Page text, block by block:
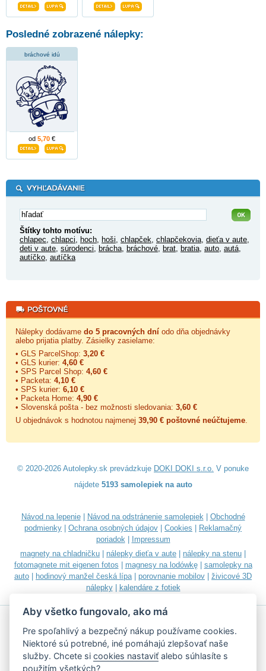
Posledné zobrazené nálepky:
bráchové idú
od 5,70 €
Štítky tohto motívu:
chlapec chlapci hoch hoši chlapček chlapčekovia dieťa v aute
deti v aute súrodenci brácha bráchové brat bratia auto autá
autíčko autíčka
Nálepky dodávame do 5 pracovných dní odo dňa objednávky
alebo prijatia platby. Zásielky zasielame:
• GLS ParcelShop: 3,20 €
• GLS kurier: 4,60 €
• SPS Parcel Shop: 4,60 €
• Packeta: 4,10 €
• SPS kurier: 6,10 €
• Packeta Home: 4,90 €
• Slovenská pošta - bez možnosti sledovania: 3,60 €
U objednávok s hodnotou najmenej 39,90 € poštovné neúčtujeme
© 2020-2026 Autolepky.sk prevádzkuje DOKI DOKI s.r.o. V ponuke
nájdete 5193 samolepiek na auto
Návod na lepenie| Návod na odstránenie samolepiek| Obchodné
podmienky
Ochrana osobných údajov Cookies
Reklamačný
poriadok|
Impressum
magnety na chladničku
nálepky dieťa v aute nálepky na stenu
fotomagnete mit eigenen fotos
magnesy na lodówkę| samolepky na
auto
hodinový manžel česká lípa| porovnanie mobilov
živicové 3D
nálepky| kalendáre z fotiek
Akceptujeme všetky bežné platobné karty
Aby všetko fungovalo, ako má
Pre spoľahlivý a bezpečný nákup používame cookies.
Niektoré sú potrebné, iné pomáhajú zlepšovať naše
služby. Chcete sicookies nastaviť alebo súhlasíte s
použitím všetkých?